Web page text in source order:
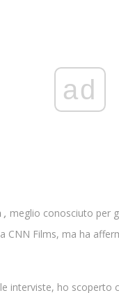
ad
, meglio conosciuto per
CNN Films, ma ha
interviste, ho scoperto